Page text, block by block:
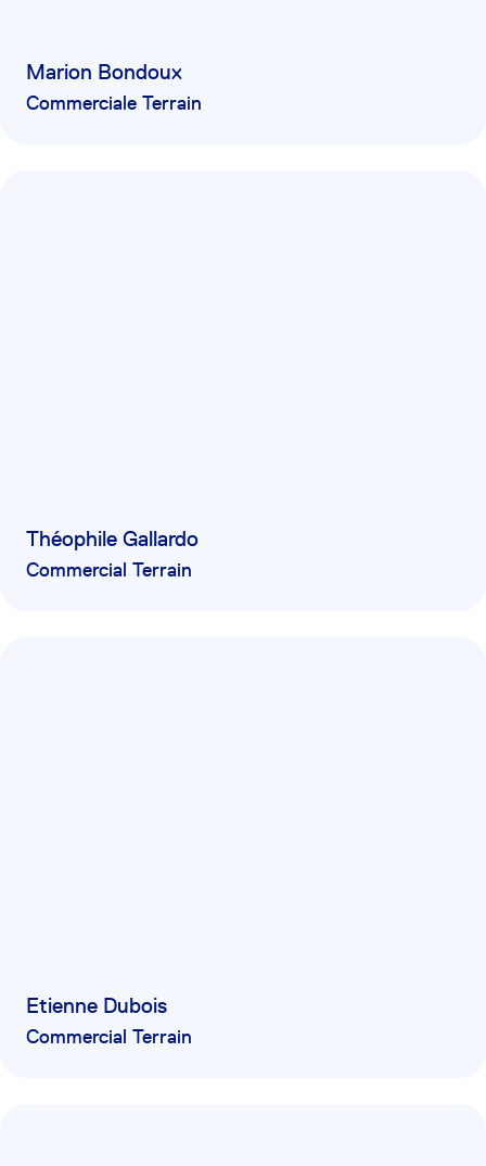
Marion Bondoux
Commerciale Terrain
Théophile Gallardo
Commercial Terrain
Etienne Dubois
Commercial Terrain